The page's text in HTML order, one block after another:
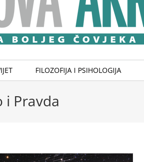
FILOZOFIJA I PSIHOLOGIJA
i Pravda